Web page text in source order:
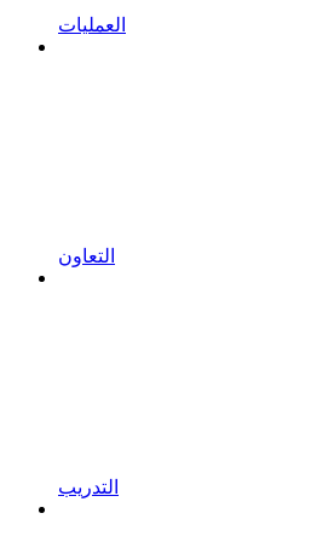
العمليات
التعاون
التدريب